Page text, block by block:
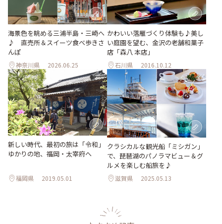
海景色を眺める三浦半島・三崎へ
♪ 直売所＆スイーツ食べ歩きさ
んぽ
神奈川県 2026.06.25
かわいい落雁づくり体験も♪美し
い庭園を望む、金沢の老舗和菓子
店「森八 本店」
石川県 2016.10.12
新しい時代、最初の旅は「令和」
ゆかりの地、福岡・太宰府へ
福岡県 2019.05.01
クラシカルな観光船「ミシガン」
で、琵琶湖のパノラマビュー＆グ
ルメを楽しむ船旅を♪
滋賀県 2025.05.13